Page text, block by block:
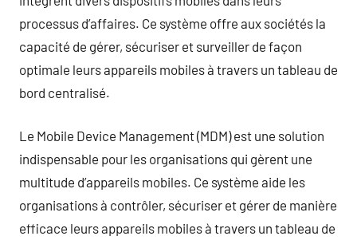
processus d’affaires. Ce système offre aux sociétés la
capacité de gérer, sécuriser et surveiller de façon
optimale leurs appareils mobiles à travers un tableau de
bord centralisé.
Le Mobile Device Management (MDM) est une solution
indispensable pour les organisations qui gèrent une
multitude d’appareils mobiles. Ce système aide les
organisations à contrôler, sécuriser et gérer de manière
efficace leurs appareils mobiles à travers un tableau de